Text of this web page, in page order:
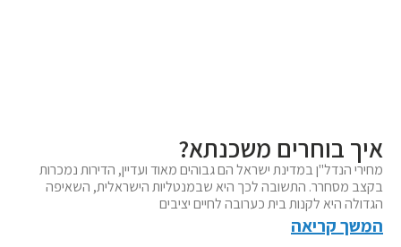
איך בוחרים משכנתא?
מחירי הנדל"ן במדינת ישראל הם גבוהים מאוד ועדיין, הדירות נמכרות
בקצב מסחרר. התשובה לכך היא שבמנטליות הישראלית, השאיפה
הגדולה היא לקנות בית כערובה לחיים יציבים
המשך קריאה